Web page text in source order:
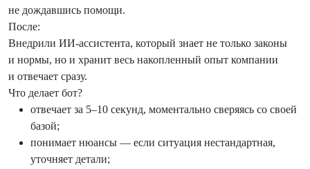
не дождавшись помощи.
После:
Внедрили ИИ-ассистента, который знает не только законы
и нормы, но и хранит весь накопленный опыт компании
и отвечает сразу.
Что делает бот?
отвечает за 5–10 секунд, моментально сверяясь со своей
базой;
понимает нюансы — если ситуация нестандартная,
уточняет детали;